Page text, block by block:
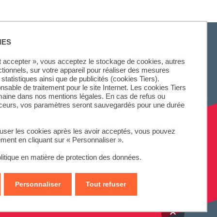
accepter », vous acceptez le stockage de cookies, autres
sur votre appareil pour réaliser des mesures
ainsi que de publicités (cookies Tiers).
de traitement pour le site Internet. Les cookies Tiers
dans nos mentions légales. En cas de refus ou
vos paramètres seront sauvegardés pour une durée
les cookies après les avoir acceptés, vous pouvez
en cliquant sur « Personnaliser ».
en matière de protection des données.
Tout refuser
Personnaliser